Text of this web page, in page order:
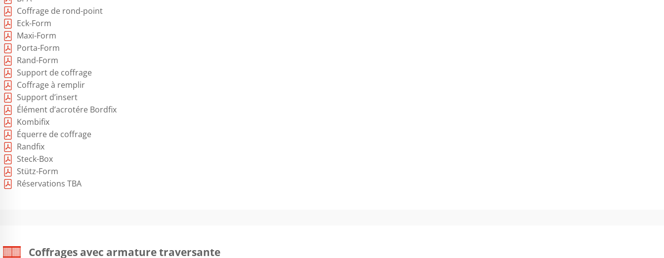
Coffrage de rond-point
Eck-Form
Maxi-Form
Porta-Form
Rand-Form
Support de coffrage
Coffrage à remplir
Support d’insert
Élément d’acrotére Bordfix
Kombifix
Équerre de coffrage
Randfix
Steck-Box
Stütz-Form
Réservations TBA
Coffrages avec armature traversante